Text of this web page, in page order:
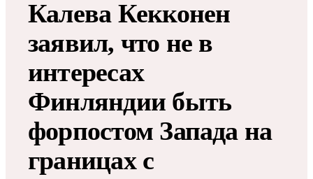
Калева Кекконен
заявил, что не в
интересах
Финляндии быть
форпостом Запада на
границах с